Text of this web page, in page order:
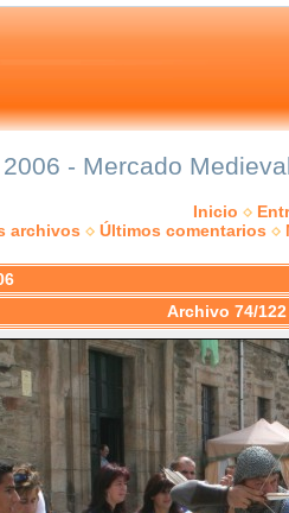
- Mercado
Inicio
archivos Últimos comentarios
Archivo 74/122